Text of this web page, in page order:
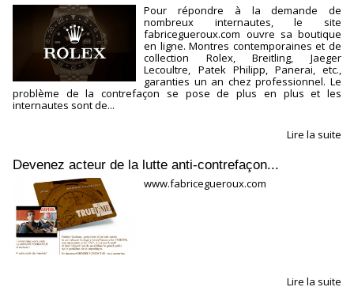
Pour répondre à la demande de
nombreux internautes, le site
fabricegueroux.com ouvre sa boutique
en ligne. Montres contemporaines et de
collection Rolex, Breitling, Jaeger
Lecoultre, Patek Philipp, Panerai, etc.,
garanties un an chez professionnel. Le
problème de la contrefaçon se pose de plus en plus et les
internautes sont de...
Lire la suite
Devenez acteur de la lutte anti-contrefaçon...
www.fabricegueroux.com
Lire la suite